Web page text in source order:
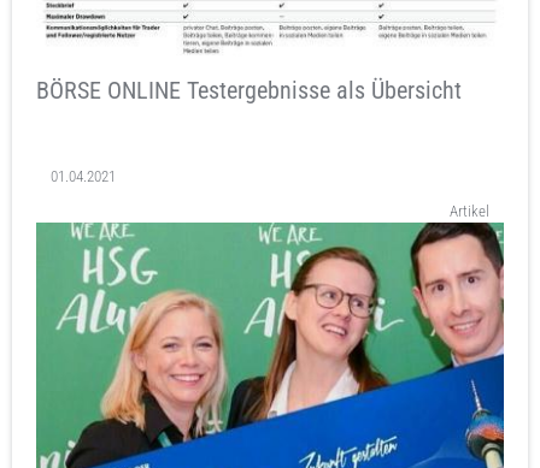
BÖRSE ONLINE Testergebnisse als Übersicht
01.04.2021
Artikel